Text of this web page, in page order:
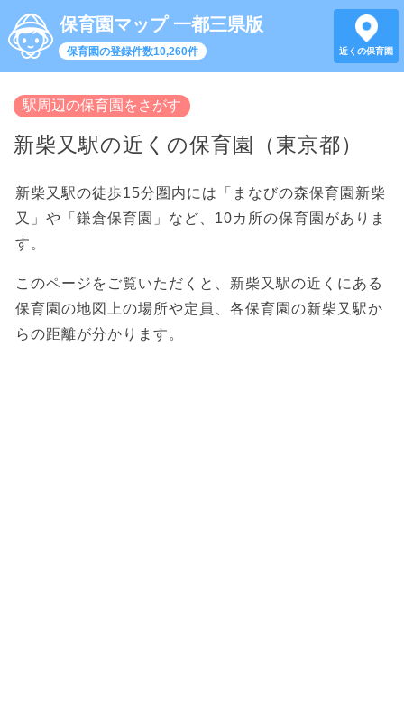
保育園マップ 一都三県版
保育園の登録件数10,260件 近くの保育園
駅周辺の保育園をさがす
新柴又駅の近くの保育園（東京都）
新柴又駅の徒歩15分圏内には「まなびの森保育園新柴
又」や「鎌倉保育園」など、10カ所の保育園がありま
す。
このページをご覧いただくと、新柴又駅の近くにある
保育園の地図上の場所や定員、各保育園の新柴又駅か
らの距離が分かります。